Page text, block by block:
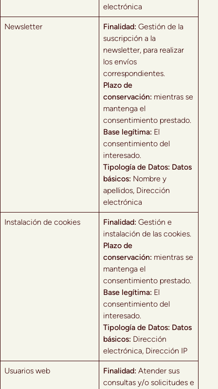
electrónica
Newsletter Finalidad: Gestión de la
suscripción a la
newsletter, para realizar
los envíos
correspondientes.
Plazo de
conservación: mientras se
mantenga el
consentimiento prestado.
Base legítima: El
consentimiento del
interesado.
Tipología de Datos: Datos
básicos: Nombre y
apellidos, Dirección
electrónica
Instalación de cookies Finalidad: Gestión e
instalación de las cookies.
Plazo de
conservación: mientras se
mantenga el
consentimiento prestado.
Base legítima: El
consentimiento del
interesado.
Tipología de Datos: Datos
básicos: Dirección
electrónica, Dirección IP
Usuarios web Finalidad: Atender sus
consultas y/o solicitudes e